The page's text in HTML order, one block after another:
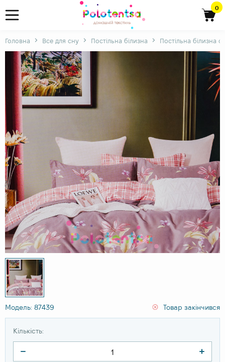
0
Головна Все для сну Постільна білизна Постільна білизна
Модель: 87439 Товар закінчився
Кількість: